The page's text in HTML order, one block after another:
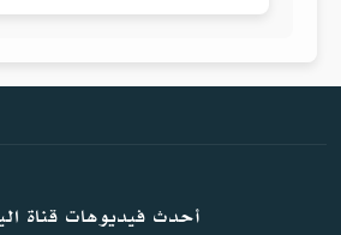
أحدث فيديوهات قناة